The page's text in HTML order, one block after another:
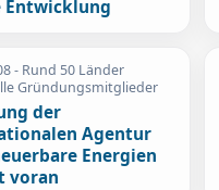
Entwicklung
- Rund 50 Länder
Gründungsmitglieder
der
Agentur
Energien
voran